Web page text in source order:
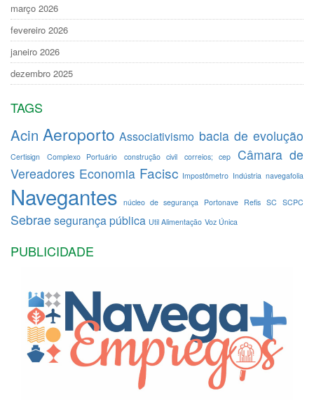
março 2026
fevereiro 2026
janeiro 2026
dezembro 2025
TAGS
Acin Aeroporto Associativismo bacia de evolução
Certisign Complexo Portuário construção civil correios; cep
Câmara de
Vereadores Economia Facisc Impostômetro Indústria navegafolia
Navegantes núcleo de segurança Portonave Refis SC SCPC
Sebrae segurança pública Util Alimentação Voz Única
PUBLICIDADE